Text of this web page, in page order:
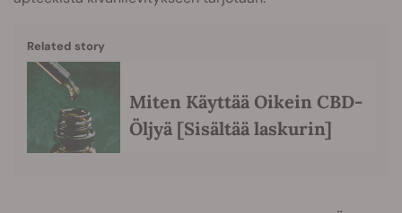
Related story
Miten Käyttää Oikein CBD-
Öljyä [Sisältää laskurin]